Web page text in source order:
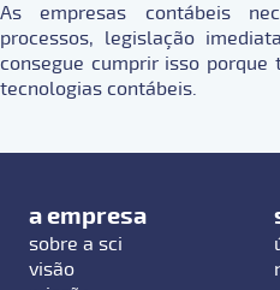
As empresas contábeis
processos, legislação
consegue cumprir isso
tecnologias contábeis.
a empresa
sobre a sci
visão